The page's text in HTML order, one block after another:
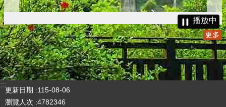
播放中
更多
:::
更新日期
115-08-06
瀏覽人次 4782346